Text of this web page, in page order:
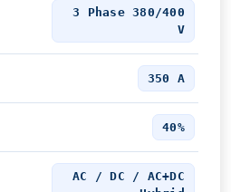
3 Phase 380/400
V
350 A
40%
AC / DC / AC+DC